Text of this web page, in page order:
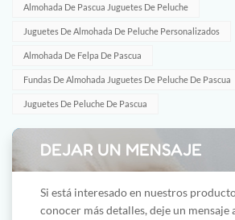
Almohada De Pascua Juguetes De Peluche
Juguetes De Almohada De Peluche Personalizados
Almohada De Felpa De Pascua
Fundas De Almohada Juguetes De Peluche De Pascua
Juguetes De Peluche De Pascua
DEJAR UN MENSAJE
Si está interesado en nuestros
conocer más detalles, deje un mensaje